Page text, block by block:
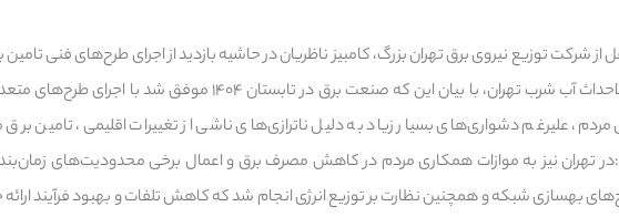
از شرکت توزیع نیروی برق تهران بزرگ، کامبیز ناظریان در حاشیه بازدید از اجرای طرح‌های فنی
نیاز چاه‌ها و تاسیسات جدیدالاحداث آب شرب تهران، با بیان این که صنعت برق در تابستان ۱۴۰۴ موفق شد
علیرغم دشواری‌های بسیار زیاد به دلیل ناترازی‌های ناشی از تغییرات اقلیمی، تامین برق
تهران نیز به موازات همکاری مردم در کاهش مصرف برق و اعمال برخی محدودیت‌های
بهسازی شبکه و همچنین نظارت بر توزیع انرژی انجام شد که کاهش تلفات و بهبود فرآیند ارائه